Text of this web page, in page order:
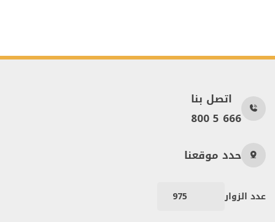
اتصل بنا
800 5 666
حدد موقعنا
عدد الزوار 975